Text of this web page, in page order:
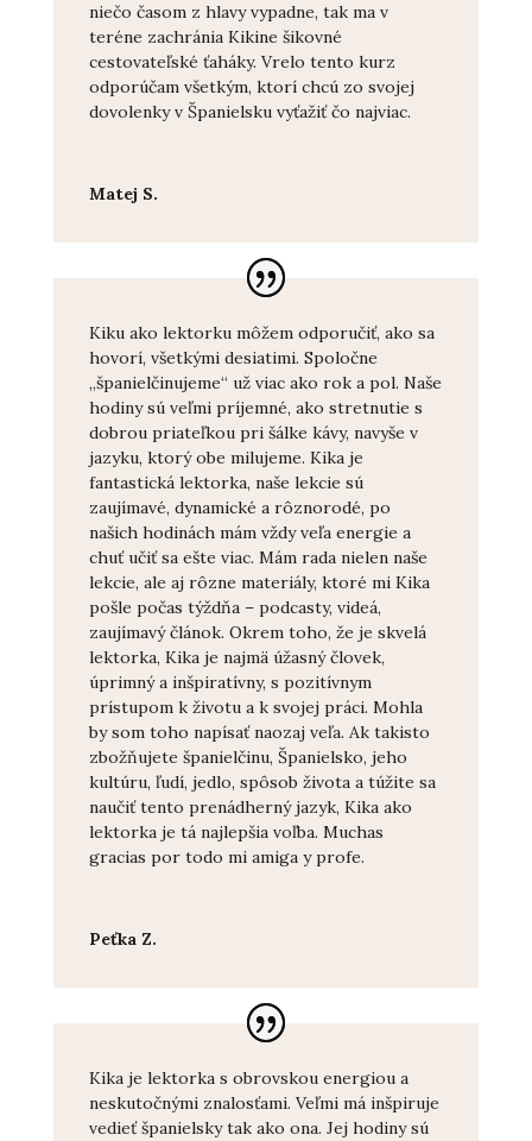
niečo časom z hlavy vypadne, tak ma v
teréne zachránia Kikine šikovné
cestovateľské ťaháky. Vrelo tento kurz
odporúčam všetkým, ktorí chcú zo svojej
dovolenky v Španielsku vyťažiť čo najviac.
Matej S.
Kiku ako lektorku môžem odporučiť, ako sa
hovorí, všetkými desiatimi. Spoločne
„španielčinujeme“ už viac ako rok a pol. Naše
hodiny sú veľmi príjemné, ako stretnutie s
dobrou priateľkou pri šálke kávy, navyše v
jazyku, ktorý obe milujeme. Kika je
fantastická lektorka, naše lekcie sú
zaujímavé, dynamické a rôznorodé, po
našich hodinách mám vždy veľa energie a
chuť učiť sa ešte viac. Mám rada nielen naše
lekcie, ale aj rôzne materiály, ktoré mi Kika
pošle počas týždňa – podcasty, videá,
zaujímavý článok. Okrem toho, že je skvelá
lektorka, Kika je najmä úžasný človek,
úprimný a inšpiratívny, s pozitívnym
prístupom k životu a k svojej práci. Mohla
by som toho napísať naozaj veľa. Ak takisto
zbožňujete španielčinu, Španielsko, jeho
kultúru, ľudí, jedlo, spôsob života a túžite sa
naučiť tento prenádherný jazyk, Kika ako
lektorka je tá najlepšia voľba. Muchas
gracias por todo mi amiga y profe.
Peťka Z.
Kika je lektorka s obrovskou energiou a
neskutočnými znalosťami. Veľmi má inšpiruje
vedieť španielsky tak ako ona. Jej hodiny sú